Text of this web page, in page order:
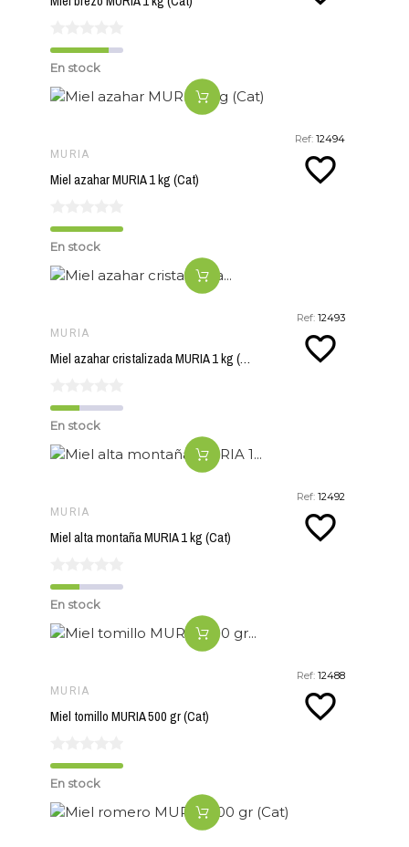
En stock
Ref:12494
MURIA
Miel azahar MURIA 1 kg (Cat)
En stock
Ref:12493
MURIA
Miel azahar cristalizada MURIA 1 kg (Cat)
En stock
favorite_border
Ref:12492
MURIA
Miel alta montaña MURIA 1 kg (Cat)
En stock
favorite_border
Ref:12488
MURIA
Miel tomillo MURIA 500 gr (Cat)
En stock
favorite_border
favorite_border